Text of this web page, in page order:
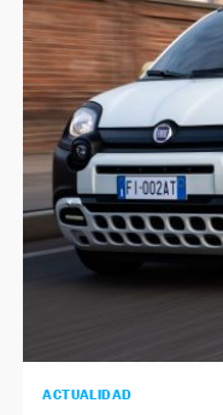
ACTUALIDAD